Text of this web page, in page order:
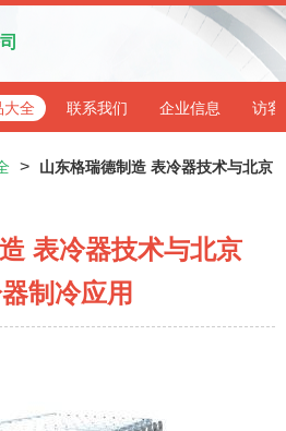
大全 联系我们 企业信息 访客
>
山东格瑞德制造 表冷器技术与北京
表冷器技术与北京
制冷应用